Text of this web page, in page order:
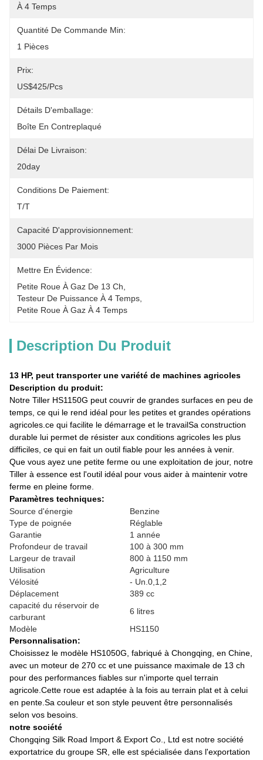
À 4 Temps
Quantité De Commande Min:
1 Pièces
Prix:
US$425/pcs
Détails D'emballage:
Boîte En Contreplaqué
Délai De Livraison:
20day
Conditions De Paiement:
T/T
Capacité D'approvisionnement:
3000 Pièces Par Mois
Mettre En Évidence:
Petite Roue À Gaz De 13 Ch
Testeur De Puissance À 4 Temps
Petite Roue À Gaz À 4 Temps
Description Du Produit
13 HP, peut transporter une variété de machines agricoles
Description du produit:
Notre Tiller HS1150G peut couvrir de grandes surfaces en peu de
temps, ce qui le rend idéal pour les petites et grandes opérations
agricoles.ce qui facilite le démarrage et le travailSa construction
durable lui permet de résister aux conditions agricoles les plus
difficiles, ce qui en fait un outil fiable pour les années à venir.
Que vous ayez une petite ferme ou une exploitation de jour, notre
Tiller à essence est l'outil idéal pour vous aider à maintenir votre
ferme en pleine forme.
Paramètres techniques:
Source d'énergie
Benzine
Type de poignée
Réglable
Garantie
1 année
Profondeur de travail
100 à 300 mm
Largeur de travail
800 à 1150 mm
Utilisation
Agriculture
Vélosité
- Un.0,1,2
Déplacement
389 cc
capacité du réservoir de
carburant
6 litres
Modèle
HS1150
Personnalisation:
Choisissez le modèle HS1050G, fabriqué à Chongqing, en Chine,
avec un moteur de 270 cc et une puissance maximale de 13 ch
pour des performances fiables sur n'importe quel terrain
agricole.Cette roue est adaptée à la fois au terrain plat et à celui
en pente.Sa couleur et son style peuvent être personnalisés
selon vos besoins.
notre société
Chongqing Silk Road Import & Export Co., Ltd est notre société
exportatrice du groupe SR, elle est spécialisée dans l'exportation